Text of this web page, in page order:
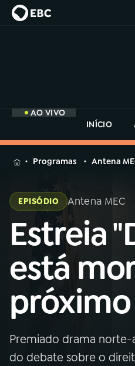
AO VIVO
INÍCIO
MENU
Buscar
na
Rádio
MEC
Início
01INÍCIO
02 A RÁDIO
na
Rádio
Programas Antena
EPISÓDIO Antena MEC
Estreia
está
Premiado drama norte-
do debate sobre o